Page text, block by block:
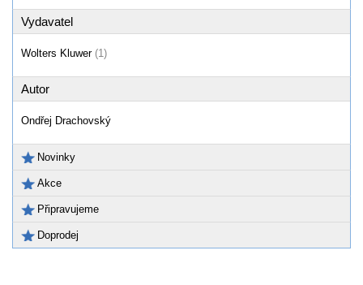
Vydavatel
Wolters Kluwer (1)
Autor
Ondřej Drachovský
Novinky
Akce
Připravujeme
Doprodej